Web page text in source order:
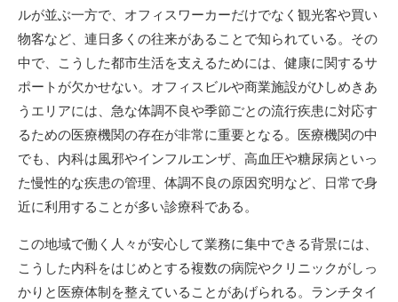
ルが並ぶ一方で、オフィスワーカーだけでなく観光客や買い
物客など、連日多くの往来があることで知られている。その
中で、こうした都市生活を支えるためには、健康に関するサ
ポートが欠かせない。オフィスビルや商業施設がひしめきあ
うエリアには、急な体調不良や季節ごとの流行疾患に対応す
るための医療機関の存在が非常に重要となる。医療機関の中
でも、内科は風邪やインフルエンザ、高血圧や糖尿病といっ
た慢性的な疾患の管理、体調不良の原因究明など、日常で身
近に利用することが多い診療科である。
この地域で働く人々が安心して業務に集中できる背景には、
こうした内科をはじめとする複数の病院やクリニックがしっ
かりと医療体制を整えていることがあげられる。ランチタイ